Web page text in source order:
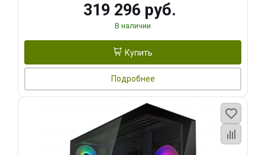
319 296 руб.
В наличии
Купить
Подробнее